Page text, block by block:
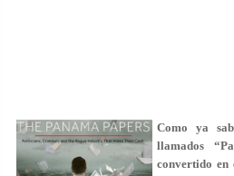
Como ya
llamados “
convertido